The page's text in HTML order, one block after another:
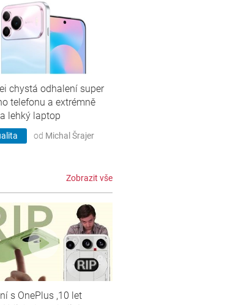
chystá odhalení super
telefonu a extrémně
lehký laptop
od Michal Šrajer
Zobrazit vše
s OnePlus ,10 let